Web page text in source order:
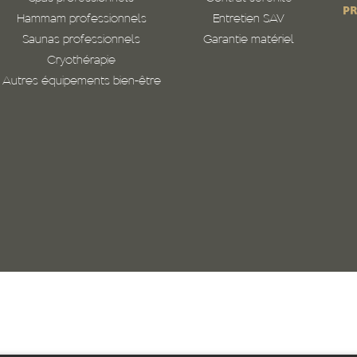
Hammam professionnels
Saunas professionnels
Cryothérapie
Autres équipements bien-être
Entretien SAV
Garantie matériel